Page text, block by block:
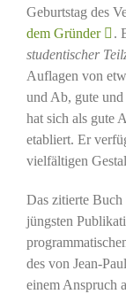
Geburtstag des
dem Gründer
.
studentischer
Auflagen von
und Ab, gute und
hat sich als gute
etabliert. Er
vielfältigen
Das zitierte Buch
jüngsten
des von Jean-
einem Anspruch